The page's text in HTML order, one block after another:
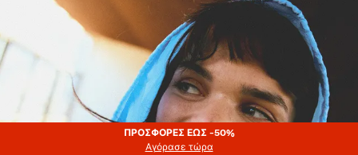
ΠΡΟΣΦΟΡΕΣ ΕΩΣ -50%ΠΡΟΣΦΟΡΕΣ ΕΩΣ -50%
Αγόρασε τώρα